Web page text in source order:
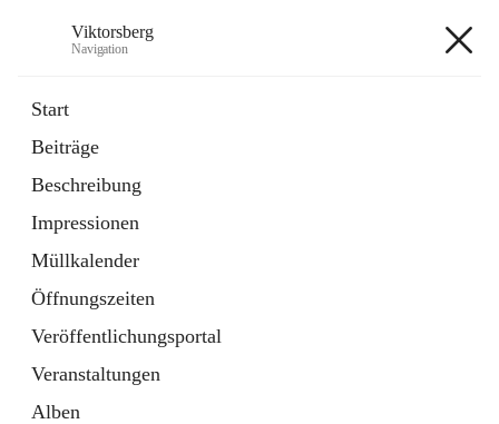
Viktorsberg
Navigation
Start
Beiträge
Beschreibung
Impressionen
Müllkalender
Öffnungszeiten
Veröffentlichungsportal
Veranstaltungen
Alben
1 Schnellzugriff
Bürgerservice
10 Schnellzugriffe